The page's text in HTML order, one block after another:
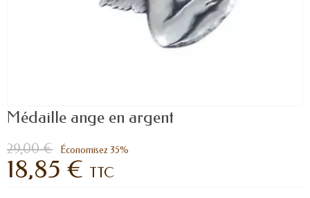
Médaille ange en argent
29,00 € Économisez 35%
18,85 € TTC